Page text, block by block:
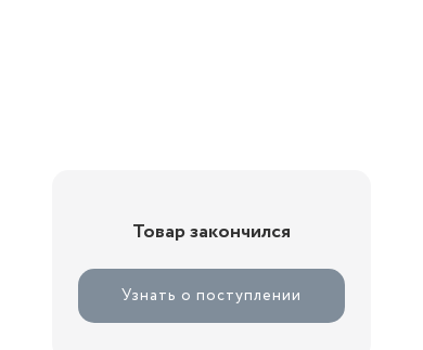
Товар закончился
Узнать о поступлении